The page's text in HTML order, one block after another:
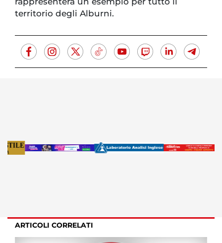
territorio degli Alburni.
ARTICOLI CORRELATI